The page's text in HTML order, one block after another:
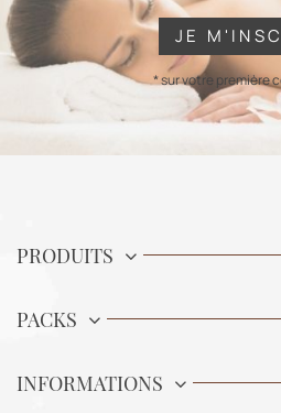
JE
* sur votre première
PRODUITS
PACKS
INFORMATIONS